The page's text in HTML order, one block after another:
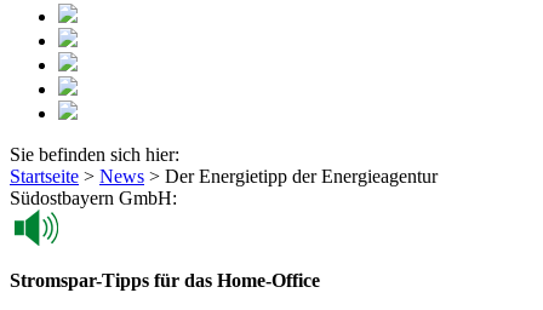
Sie befinden sich hier:
Startseite > News > Der Energietipp der Energieagentur
Südostbayern GmbH:
Stromspar-Tipps für das Home-Office